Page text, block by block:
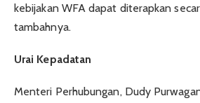
kebijakan WFA dapat diterapkan
tambahnya.
Urai Kepadatan
Menteri Perhubungan, Dudy